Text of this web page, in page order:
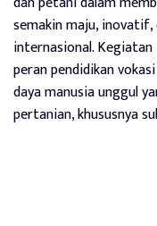
semakin maju,
internasional.
peran pendidikan
daya manusia unggul
pertanian, khususnya